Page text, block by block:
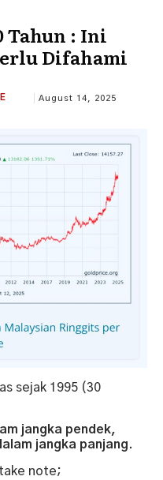
Tahun : Ini
Difahami
August 14, 2025
sejak 1995 (30
jangka pendek,
jangka panjang.
note;